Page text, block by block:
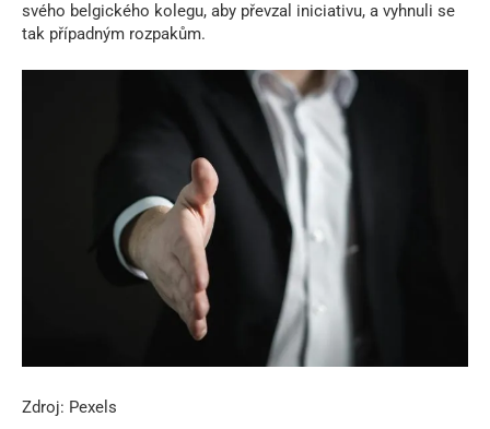
svého belgického kolegu, aby převzal iniciativu, a vyhnuli se
tak případným rozpakům.
Zdroj: Pexels